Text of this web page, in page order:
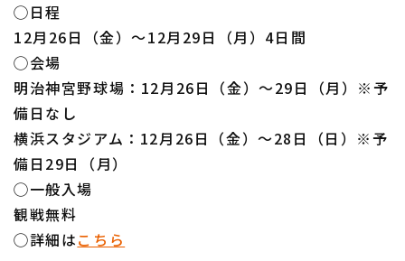
◯日程
12月26日（金）～12月29日（月）4日間
◯会場
明治神宮野球場：12月26日（金）～29日（月）※予
備日なし
横浜スタジアム：12月26日（金）～28日（日）※予
備日29日（月）
◯一般入場
観戦無料
◯詳細はこちら